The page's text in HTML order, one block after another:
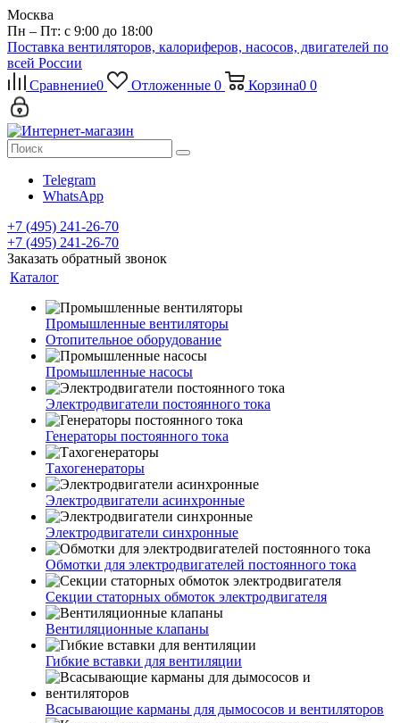
Москва
Пн – Пт: с 9:00 до 18:00
Поставка вентиляторов, калориферов, насосов, двигателей по
всей России
Сравнение0 Отложенные 0 Корзина0 0
Telegram
WhatsApp
+7 (495) 241-26-70
+7 (495) 241-26-70
Заказать обратный звонок
Каталог
Промышленные вентиляторы
Отопительное оборудование
Промышленные насосы
Электродвигатели постоянного тока
Генераторы постоянного тока
Тахогенераторы
Электродвигатели асинхронные
Электродвигатели синхронные
Обмотки для электродвигателей постоянного тока
Секции статорных обмоток электродвигателя
Вентиляционные клапаны
Гибкие вставки для вентиляции
Всасывающие карманы для дымососов и вентиляторов